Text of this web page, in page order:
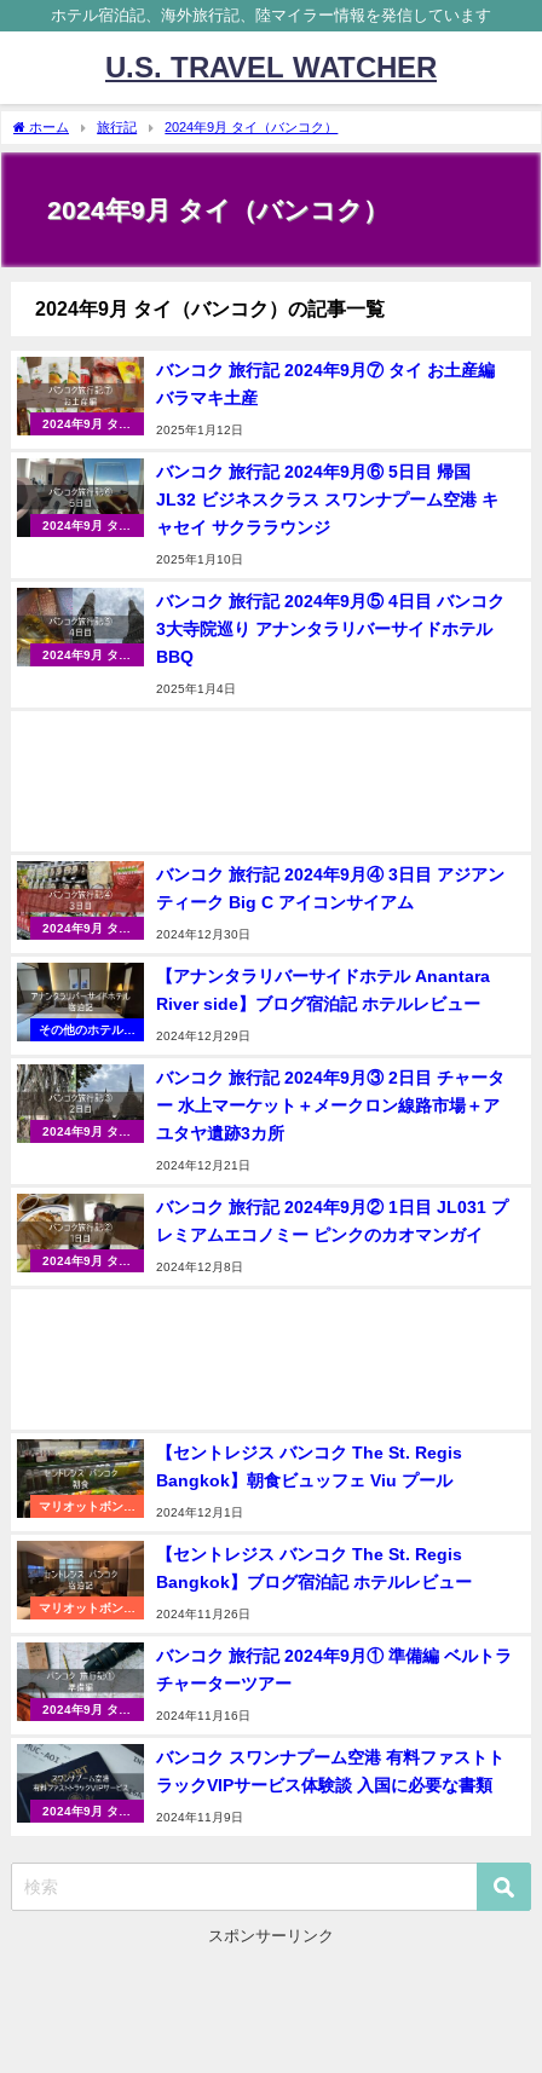
ホテル宿泊記、海外旅行記、陸マイラー情報を発信しています
U.S. TRAVEL WATCHER
ホーム 旅行記 2024年9月 タイ（バンコク）
2024年9月 タイ（バンコク）
2024年9月 タイ（バンコク）の記事一覧
2024年9月 タイ
バンコク 旅行記 2024年9月⑦ タイ お土産編
バラマキ土産
2025年1月12日
2024年9月 タイ
バンコク 旅行記 2024年9月⑥ 5日目 帰国
JL32 ビジネスクラス スワンナプーム空港 キ
ャセイ サクララウンジ
2025年1月10日
2024年9月 タイ
バンコク 旅行記 2024年9月⑤ 4日目 バンコク
3大寺院巡り アナンタラリバーサイドホテル
BBQ
2025年1月4日
2024年9月 タイ
バンコク 旅行記 2024年9月④ 3日目 アジアン
ティーク Big C アイコンサイアム
2024年12月30日
その他のホテルブ
【アナンタラリバーサイドホテル Anantara
River side】ブログ宿泊記 ホテルレビュー
2024年12月29日
2024年9月 タイ
バンコク 旅行記 2024年9月③ 2日目 チャータ
ー 水上マーケット＋メークロン線路市場＋ア
ユタヤ遺跡3カ所
2024年12月21日
2024年9月 タイ
バンコク 旅行記 2024年9月② 1日目 JL031 プ
レミアムエコノミー ピンクのカオマンガイ
2024年12月8日
マリオットボンヴ
【セントレジス バンコク The St. Regis
Bangkok】朝食ビュッフェ Viu プール
2024年12月1日
マリオットボンヴ
【セントレジス バンコク The St. Regis
Bangkok】ブログ宿泊記 ホテルレビュー
2024年11月26日
2024年9月 タイ
バンコク 旅行記 2024年9月① 準備編 ベルトラ
チャーターツアー
2024年11月16日
2024年9月 タイ
バンコク スワンナプーム空港 有料ファストト
ラックVIPサービス体験談 入国に必要な書類
2024年11月9日
スポンサーリンク